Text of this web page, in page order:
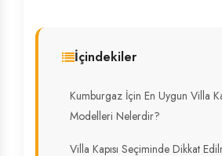
İçindekiler
Kumburgaz İçin En Uygun Villa
Modelleri Nelerdir?
Villa Kapısı Seçiminde Dikkat